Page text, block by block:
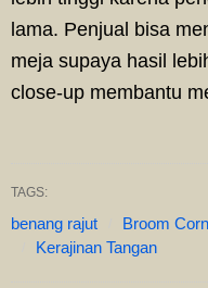
lama. Penjual bisa
meja supaya hasil
close-up membantu
TAGS:
benang rajut Broom
Kerajinan Tangan